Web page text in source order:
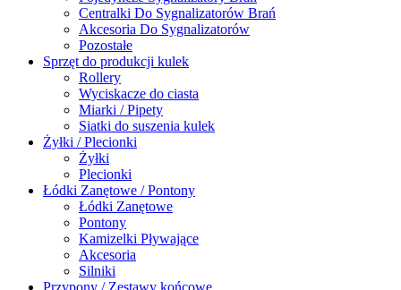
Centralki Do Sygnalizatorów Brań
Akcesoria Do Sygnalizatorów
Pozostałe
Sprzęt do produkcji kulek
Rollery
Wyciskacze do ciasta
Miarki / Pipety
Siatki do suszenia kulek
Żyłki / Plecionki
Żyłki
Plecionki
Łódki Zanętowe / Pontony
Łódki Zanętowe
Pontony
Kamizelki Pływające
Akcesoria
Silniki
Przypony / Zestawy końcowe